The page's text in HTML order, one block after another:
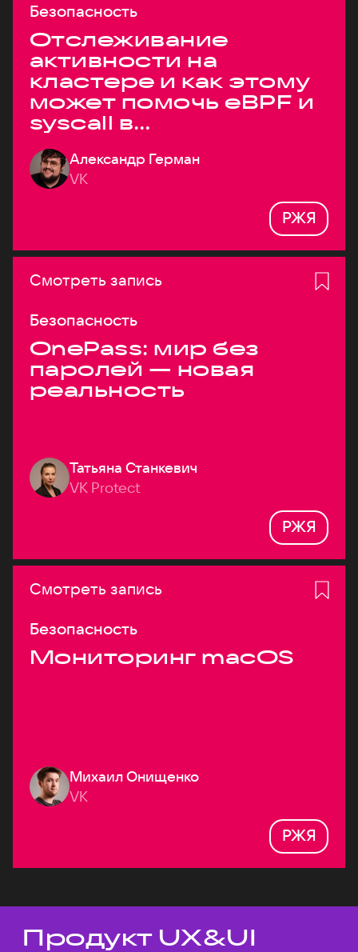
Безопасность
Отслеживание
активности на
кластере и как этому
может помочь eBPF и
syscall в
высоконагруженных
системах
Александр Герман
VK
РЖЯ
Смотреть запись
Безопасность
OnePass: мир без
паролей — новая
реальность
Татьяна Станкевич
VK Protect
РЖЯ
Смотреть запись
Безопасность
Мониторинг macOS
Михаил Онищенко
VK
РЖЯ
Темы докладов
Продукт UX&UI